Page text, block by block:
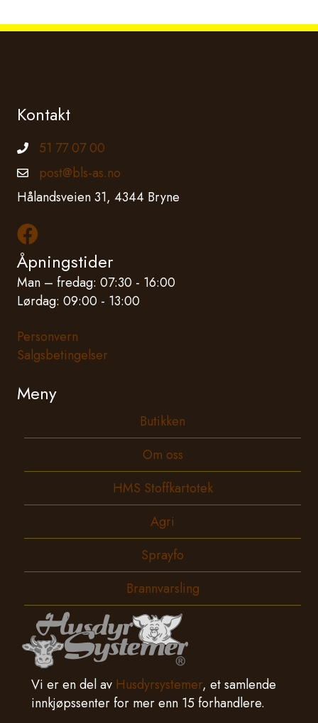
Kontakt
Telefonnummer
51 77 07 00
Epostadresse
post@bls-as.no
Hålandsveien 31, 4344 Bryne
Les mer om oss på Facebook
Åpningstider
Man – fredag: 07:30 - 16:00
Lørdag: 09:00 - 13:00
Personvern
Salgsbetingelser
Meny
Butikken
Om oss
HMS Stoffkartotek
Agri
Sprayfo
Brannvarsling
Vi er en del av Husdyrsystemer, et samlende
innkjøpssenter for mer enn 15 forhandlere.